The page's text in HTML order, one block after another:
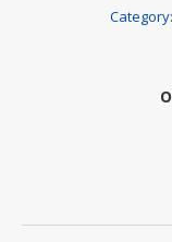
Category: